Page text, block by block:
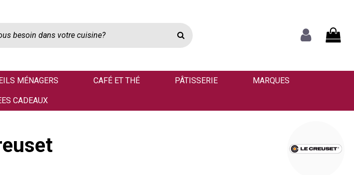
MÉNAGERS CAFÉ ET THÉ PÂTISSERIE MARQUES
CADEAUX